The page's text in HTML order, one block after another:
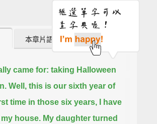
本章片語 (0)
came for: taking Halloween
Well, this is our sixth year of
time in those six years, I have
house. My daughter turned